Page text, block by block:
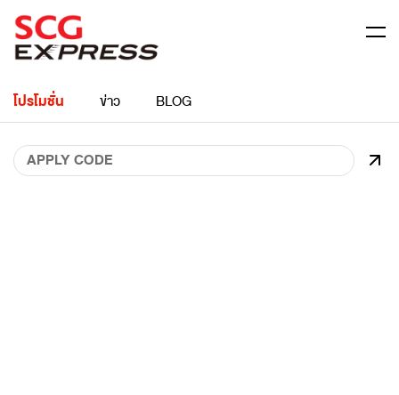
ข้อมูลบริษัท
สมัครตัวแทน
โปรโมชั่น ข่าว BLOG
APPLY CODE